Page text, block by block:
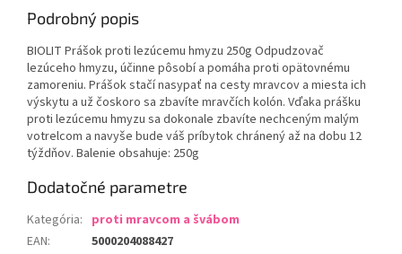
Podrobný popis
BIOLIT Prášok proti lezúcemu hmyzu 250g Odpudzovač
lezúceho hmyzu, účinne pôsobí a pomáha proti opätovnému
zamoreniu. Prášok stačí nasypať na cesty mravcov a miesta ich
výskytu a už čoskoro sa zbavíte mravčích kolón. Vďaka prášku
proti lezúcemu hmyzu sa dokonale zbavíte nechceným malým
votrelcom a navyše bude váš príbytok chránený až na dobu 12
týždňov. Balenie obsahuje: 250g
Dodatočné parametre
Kategória: proti mravcom a švábom
EAN: 5000204088427